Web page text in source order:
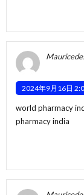
2024年9月16日
world pharmacy
pharmacy india